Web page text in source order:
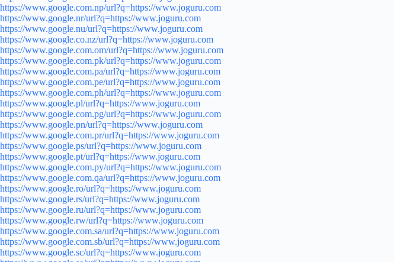
https://www.google.com.np/url?q=https://www.joguru.com
https://www.google.nr/url?q=https://www.joguru.com
https://www.google.nu/url?q=https://www.joguru.com
https://www.google.co.nz/url?q=https://www.joguru.com
https://www.google.com.om/url?q=https://www.joguru.com
https://www.google.com.pk/url?q=https://www.joguru.com
https://www.google.com.pa/url?q=https://www.joguru.com
https://www.google.com.pe/url?q=https://www.joguru.com
https://www.google.com.ph/url?q=https://www.joguru.com
https://www.google.pl/url?q=https://www.joguru.com
https://www.google.com.pg/url?q=https://www.joguru.com
https://www.google.pn/url?q=https://www.joguru.com
https://www.google.com.pr/url?q=https://www.joguru.com
https://www.google.ps/url?q=https://www.joguru.com
https://www.google.pt/url?q=https://www.joguru.com
https://www.google.com.py/url?q=https://www.joguru.com
https://www.google.com.qa/url?q=https://www.joguru.com
https://www.google.ro/url?q=https://www.joguru.com
https://www.google.rs/url?q=https://www.joguru.com
https://www.google.ru/url?q=https://www.joguru.com
https://www.google.rw/url?q=https://www.joguru.com
https://www.google.com.sa/url?q=https://www.joguru.com
https://www.google.com.sb/url?q=https://www.joguru.com
https://www.google.sc/url?q=https://www.joguru.com